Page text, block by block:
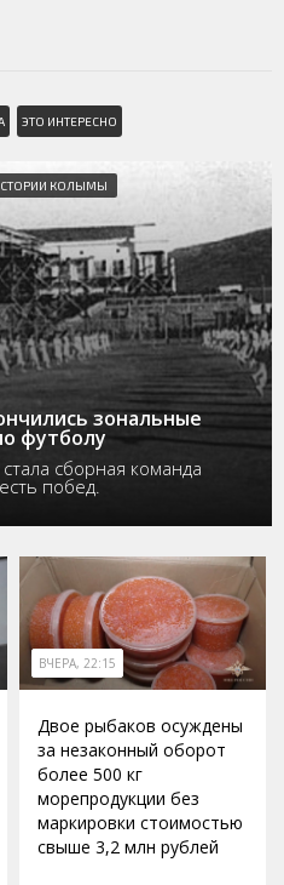
ЭТО ИНТЕРЕСНО
КОЛЫМЫ
зональные
футболу
сборная команда
побед.
ВЧЕРА, 22:15
Двое рыбаков осуждены
за незаконный оборот
более 500 кг
морепродукции без
маркировки стоимостью
свыше 3,2 млн рублей